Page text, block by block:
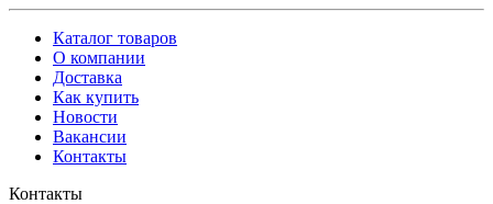
Каталог товаров
О компании
Доставка
Как купить
Новости
Вакансии
Контакты
Контакты